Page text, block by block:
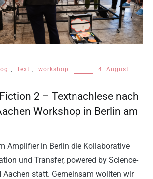
, Text , workshop
4. August
2 – Textnachlese nach
Workshop in Berlin am
Amplifier in Berlin die Kollaborative
und Transfer, powered by Science-
Aachen statt. Gemeinsam wollten wir